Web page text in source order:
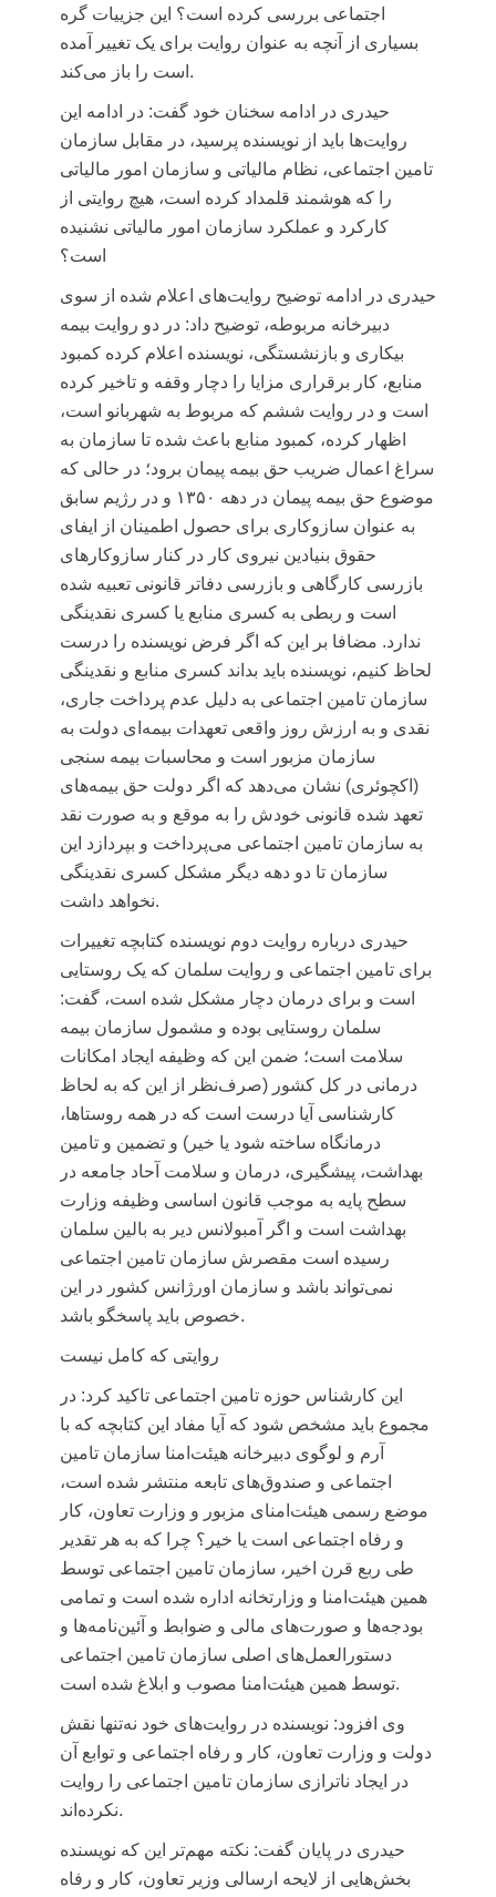
اجتماعی بررسی کرده است؟ این جزییات گره
بسیاری از آنچه به عنوان روایت برای یک تغییر آمده
است را باز می‌کند.
حیدری در ادامه سخنان خود گفت: در ادامه این
روایت‌ها باید از نویسنده پرسید، در مقابل سازمان
تامین اجتماعی، نظام مالیاتی و سازمان امور مالیاتی
را که هوشمند قلمداد کرده‌ است، هیچ روایتی از
کارکرد و عملکرد سازمان امور مالیاتی نشنیده
است؟
حیدری در ادامه توضیح روایت‌های اعلام شده از سوی
دبیرخانه مربوطه، توضیح داد: در دو روایت بیمه
بیکاری و بازنشستگی، نویسنده اعلام کرده کمبود
منابع، کار برقراری مزایا را دچار وقفه و تاخیر کرده
است و در روایت ششم که مربوط به شهربانو است،
اظهار کرده، کمبود منابع باعث شده تا سازمان به
سراغ اعمال ضریب حق بیمه پیمان برود؛ در حالی که
موضوع حق بیمه پیمان در دهه ۱۳۵۰ و در رژیم سابق
به عنوان سازوکاری برای حصول اطمینان از ایفای
حقوق بنیادین نیروی کار در کنار سازوکارهای
بازرسی کارگاهی و بازرسی دفاتر قانونی تعبیه شده
است و ربطی به کسری منابع یا کسری نقدینگی
ندارد. مضافا بر این که اگر فرض نویسنده را درست
لحاظ کنیم، نویسنده باید بداند کسری منابع و نقدینگی
سازمان تامین اجتماعی به دلیل عدم پرداخت جاری،
نقدی و به ارزش روز واقعی تعهدات بیمه‌ای دولت به
سازمان مزبور است و محاسبات بیمه سنجی
(اکچوئری) نشان می‌دهد که اگر دولت حق بیمه‌های
تعهد شده قانونی خودش را به موقع و به صورت نقد
به سازمان تامین اجتماعی می‌پرداخت و بپردازد این
سازمان تا دو دهه دیگر مشکل کسری نقدینگی
نخواهد داشت.
حیدری درباره روایت دوم نویسنده کتابچه تغییرات
برای تامین اجتماعی و روایت سلمان که یک روستایی
است و برای درمان دچار مشکل شده است، گفت:
سلمان روستایی بوده و مشمول سازمان بیمه
سلامت است؛ ضمن این که وظیفه ایجاد امکانات
درمانی در کل کشور (صرف‌نظر از این که به لحاظ
کارشناسی آیا درست است که در همه روستاها،
درمانگاه ساخته شود یا خیر) و تضمین و تامین
بهداشت، پیشگیری، درمان و سلامت آحاد جامعه در
سطح پایه به موجب قانون اساسی وظیفه وزارت
بهداشت است و اگر آمبولانس دیر به بالین سلمان
رسیده است مقصرش سازمان تامین اجتماعی
نمی‌تواند باشد و سازمان اورژانس کشور در این
خصوص باید پاسخگو باشد.
روایتی که کامل نیست
این کارشناس حوزه تامین اجتماعی تاکید کرد: در
مجموع باید مشخص شود که آیا مفاد این کتابچه که با
آرم و لوگوی دبیرخانه هیئت‌امنا سازمان تامین
اجتماعی و صندوق‌های تابعه منتشر شده است،
موضع رسمی هیئت‌امنای مزبور و وزارت تعاون، کار
و رفاه اجتماعی است یا خیر؟ چرا که به هر تقدیر
طی ربع قرن اخیر، سازمان تامین اجتماعی توسط
همین هیئت‌امنا و وزارتخانه اداره شده است و تمامی
بودجه‌ها و صورت‌های مالی و ضوابط و آئین‌نامه‌ها و
دستورالعمل‌های اصلی سازمان تامین اجتماعی
توسط همین هیئت‌امنا مصوب و ابلاغ شده است.
وی افزود: نویسنده در روایت‌های خود نه‌تنها نقش
دولت و وزارت تعاون، کار و رفاه اجتماعی و توابع آن
در ایجاد ناترازی سازمان تامین اجتماعی را روایت
نکرده‌اند.
حیدری در پایان گفت: نکته مهم‌تر این که نویسنده
بخش‌هایی از لایحه ارسالی وزیر تعاون، کار و رفاه